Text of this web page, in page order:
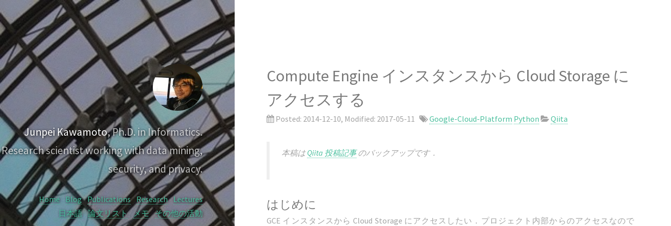
Junpei Kawamoto, Ph.D. in Informatics.
Research scientist working with data mining,
security, and privacy.
Home Blog Publications Research Lectures
日本語 論文リスト メモ その他の活動
Compute Engine インスタンスから Cloud Storage に
アクセスする
Posted: 2014-12-10, Modified: 2017-05-11 Google-Cloud-Platform Python Qiita
本稿はQiita 投稿記事のバックアップです．
はじめに
GCE インスタンスから Cloud Storage にアクセスしたい．プロジェクト内部からのアクセスなので